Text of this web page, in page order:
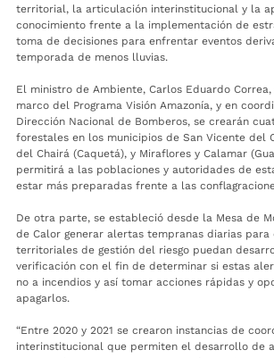
territorial, la articulación interinstitucional y la
conocimiento frente a la implementación de
toma de decisiones para enfrentar eventos
temporada de menos lluvias.
El ministro de Ambiente, Carlos Eduardo
marco del Programa Visión Amazonía, y en
Dirección Nacional de Bomberos, se crearán
forestales en los municipios de San Vicente del
del Chairá (Caquetá), y Miraflores y Calamar
permitirá a las poblaciones y autoridades de
estar más preparadas frente a las
De otra parte, se estableció desde la Mesa de
de Calor generar alertas tempranas diarias para
territoriales de gestión del riesgo puedan
verificación con el fin de determinar si estas
no a incendios y así tomar acciones rápidas y
apagarlos.
“Entre 2020 y 2021 se crearon instancias de
interinstitucional que permiten el desarrollo de